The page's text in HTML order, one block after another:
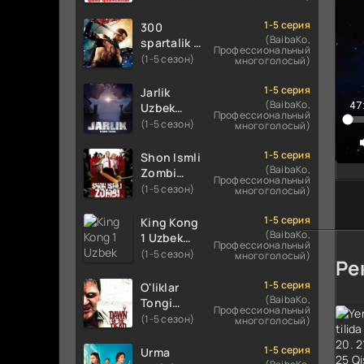
tilida
koreya
seryali
barcha
o'zbek
tilida
tilida 2016
O'zbekcha
tarjima
HD
skachat
300
spartalik 2
/ Uch yuz
2 Premyera
Uzbek
tilida 2013
tarjima
kino HD
skachat
(1-5 сезон)
1-5 серия
(BaibaKo,
Профессиональный
многоголосый)
Jarlik
Uzbek
tilida 2025
tarjima
kino HD
skachat
(1-5 сезон)
1-5 серия
(BaibaKo,
Профессиональный
многоголосый)
Shon Ismli
Zombi
Uzbek
O'zbekcha
tarjima
kino HD
(1-5 сезон)
1-5 серия
(BaibaKo,
Профессиональный
многоголосый)
King Kong
1 Uzbek
tilida 2005
tarjima
kino HD
skachat
(1-5 сезон)
1-5 серия
(BaibaKo,
Профессиональный
многоголосый)
O'liklar
Tongi
Uzbek
(2004)
(1-5 сезон)
1-5 серия
(BaibaKo,
Профессиональный
многоголосый)
Urma
1-5 серия